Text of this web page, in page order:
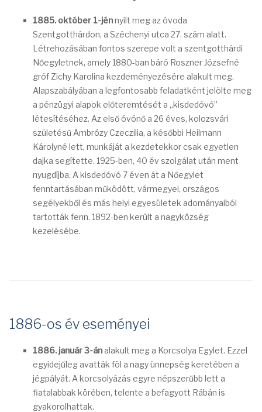
1885. október 1-jénnyílt meg az óvoda
Szentgotthárdon, a Széchenyi utca 27. szám alatt.
Létrehozásában fontos szerepe volt a szentgotthárdi
Nőegyletnek, amely 1880-ban báró Roszner Józsefné
gróf Zichy Karolina kezdeményezésére alakult meg.
Alapszabályában a legfontosabb feladatként jelölte meg
a pénzügyi alapok előteremtését a „kisdedóvó”
létesítéséhez. Az első óvónő a 26 éves, kolozsvári
születésű Ambrózy Czeczilia, a későbbi Heilmann
Károlyné lett, munkáját a kezdetekkor csak egyetlen
dajka segítette. 1925-ben, 40 év szolgálat után ment
nyugdíjba. A kisdedóvó 7 éven át a Nőegylet
fenntartásában működött, vármegyei, országos
segélyekből és más helyi egyesületek adományaiból
tartották fenn. 1892-ben került a nagyközség
kezelésébe.
1886-os év eseményei
1886. január 3-án alakult meg a Korcsolya Egylet. Ezzel
egyidejűleg avatták föl a nagy ünnepség keretében a
jégpályát. A korcsolyázás egyre népszerűbb lett a
fiatalabbak körében, telente a befagyott Rábán is
gyakorolhattak.